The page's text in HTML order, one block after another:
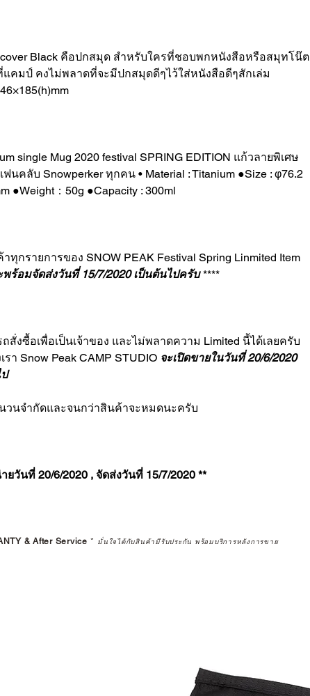
cover Black คือปกสมุด สำหรับใครที่ชอบพกหนังสือหรือสมุทโน๊ต
คมป์ คงไม่พลาดที่จะมีปกสมุดดีๆไว้ใส่หนังสือดีๆสักเล่ม
single Mug 2020 festival SPRING EDITION แก้วลายพิเศษ
นคลับ Snowperker ทุกคน • Material : Titanium ●Size : φ76.2
●Weight：50g ●Capacity : 300ml
ทุกรายการของ SNOW PEAK Festival Spring Linmited Item
พร้อมจัดส่งวันที่ 15/7/2020 เป็นต้นไปครับ****
ถสั่งซื้อเพื่อเป็นเจ้าของ และไม่พลาดความ Limited นี้ได้เลยครับ
รา Snow Peak CAMP STUDIO จะเปิดขายในวันที่ 20/6/2020
วนจำกัดและจนกว่าสินค้าจะหมดนะครับ
ยวันที่ 20/6/2020 , จัดส่งวันที่ 15/7/2020 **
& After Service * มั่นใจได้กับสินค้ามีรับประกัน พร้อมบริการหลังการขาย